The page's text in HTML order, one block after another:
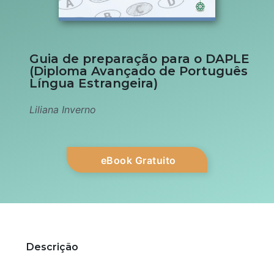
Guia de preparação para o DAPLE
(Diploma Avançado de Português
Língua Estrangeira)
Liliana Inverno
eBook Gratuito
Descrição